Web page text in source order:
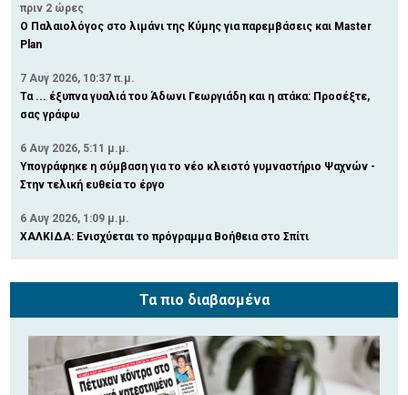
πριν 2 ώρες
Ο Παλαιολόγος στο λιμάνι της Κύμης για παρεμβάσεις και Master
Plan
7 Αυγ 2026, 10:37 π.μ.
Τα ... έξυπνα γυαλιά του Άδωνι Γεωργιάδη και η ατάκα: Προσέξτε,
σας γράφω
6 Αυγ 2026, 5:11 μ.μ.
Υπογράφηκε η σύμβαση για το νέο κλειστό γυμναστήριο Ψαχνών -
Στην τελική ευθεία το έργο
6 Αυγ 2026, 1:09 μ.μ.
ΧΑΛΚΙΔΑ: Ενισχύεται το πρόγραμμα Βοήθεια στο Σπίτι
Τα πιο διαβασμένα